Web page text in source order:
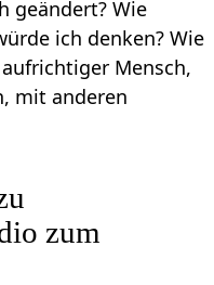
geändert? Wie
ich denken? Wie
Mensch,
mit anderen
zum